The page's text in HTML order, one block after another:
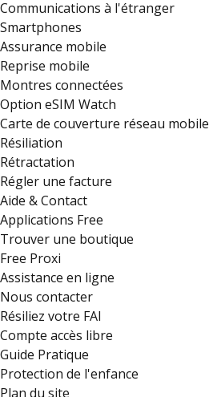
Communications à l'étranger
Smartphones
Assurance mobile
Reprise mobile
Montres connectées
Option eSIM Watch
Carte de couverture réseau mobile
Résiliation
Rétractation
Régler une facture
Aide & Contact
Applications Free
Trouver une boutique
Free Proxi
Assistance en ligne
Nous contacter
Résiliez votre FAI
Compte accès libre
Guide Pratique
Protection de l'enfance
Plan du site